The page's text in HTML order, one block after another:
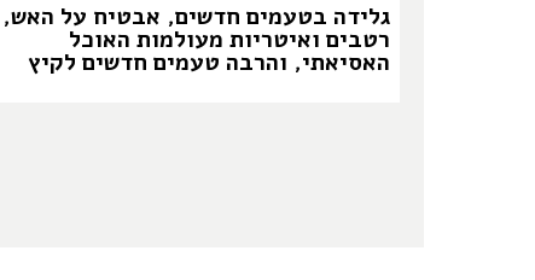
גלידה בטעמים חדשים, אבטיח על האש,
רטבים ואיטריות מעולמות האוכל
האסיאתי, והרבה טעמים חדשים לקיץ